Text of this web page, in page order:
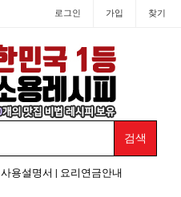
로그인 가입 찾기
사용설명서 | 요리연금안내